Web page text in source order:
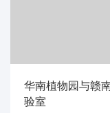
华南植物园与赣
验室